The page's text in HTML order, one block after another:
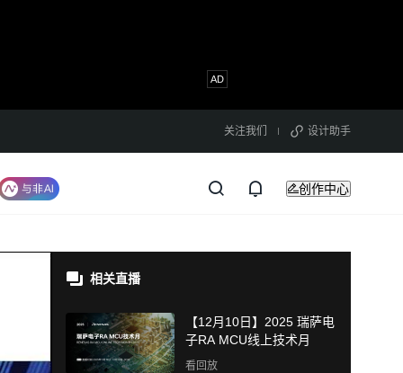
关注我们 设计助手
创作中心
相关直播
【12月10日】2025 瑞萨电
子RA MCU线上技术月
看回放